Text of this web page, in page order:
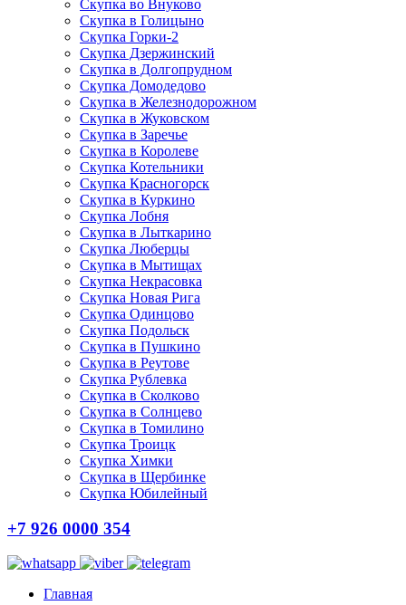
Скупка во Внуково
Скупка в Голицыно
Скупка Горки-2
Скупка Дзержинский
Скупка в Долгопрудном
Скупка Домодедово
Скупка в Железнодорожном
Скупка в Жуковском
Скупка в Заречье
Скупка в Королеве
Скупка Котельники
Скупка Красногорск
Скупка в Куркино
Скупка Лобня
Скупка в Лыткарино
Скупка Люберцы
Скупка в Мытищах
Скупка Некрасовка
Скупка Новая Рига
Скупка Одинцово
Скупка Подольск
Скупка в Пушкино
Скупка в Реутове
Скупка Рублевка
Скупка в Сколково
Скупка в Солнцево
Скупка в Томилино
Скупка Троицк
Скупка Химки
Скупка в Щербинке
Скупка Юбилейный
+7 926 0000 354
Главная